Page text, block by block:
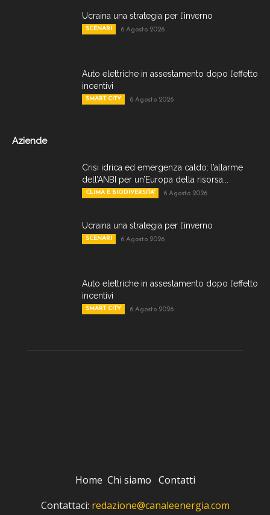
Ucraina una strategia per l’inverno
SCENARI 6 Agosto 2026
Auto elettriche in assestamento dopo l’effetto
incentivi
SMART CITY 6 Agosto 2026
Aziende
Crisi idrica ed emergenza caldo: l’allarme
dell’ANBI per un’Europa della risorsa...
CLIMA E BIODIVERSITA' 6 Agosto 2026
Ucraina una strategia per l’inverno
SCENARI 6 Agosto 2026
Auto elettriche in assestamento dopo l’effetto
incentivi
SMART CITY 6 Agosto 2026
Home Chi siamo Contatti
Contattaci: redazione@canaleenergia.com